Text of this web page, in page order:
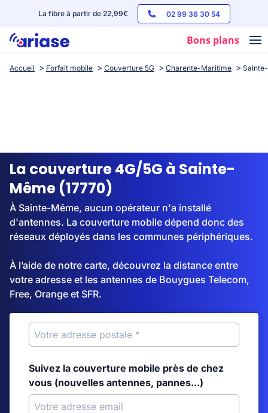
La fibre à partir de 22,99€ 02 99 36 30 54
Bons plans
Box internet
Streaming
Accueil Forfait mobile Couverture 5G Charente-Maritime
La couverture 4G/5G à Sainte-
Même (17770)
À Sainte-Même, aucun opérateur n'a installé
d'antennes. La couverture mobile dépend donc des
réseaux déployés dans les communes périphériques.
À l’aide de notre carte, découvrez la distance entre
votre adresse et les antennes de Bouygues Telecom,
Free, Orange et SFR.
Suivez la couverture mobile près de chez
vous (nouvelles antennes, pannes...)